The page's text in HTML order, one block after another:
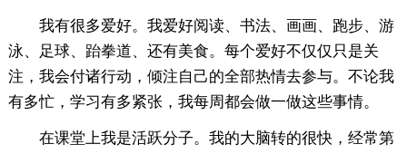
我有很多爱好。我爱好阅读、书法、画画、跑步、游
泳、足球、跆拳道、还有美食。每个爱好不仅仅只是关
注，我会付诸行动，倾注自己的全部热情去参与。不论我
有多忙，学习有多紧张，我每周都会做一做这些事情。
在课堂上我是活跃分子。我的大脑转的很快，经常第